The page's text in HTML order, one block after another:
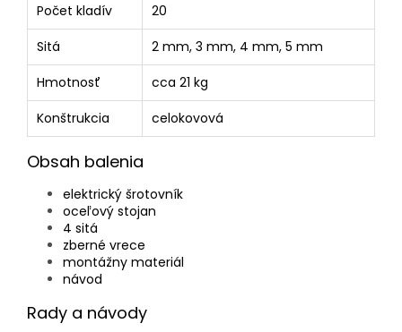
Počet kladív
20
Sitá
2 mm, 3 mm, 4 mm, 5 mm
Hmotnosť
cca 21 kg
Konštrukcia
celokovová
Obsah balenia
elektrický šrotovník
oceľový stojan
4 sitá
zberné vrece
montážny materiál
návod
Rady a návody